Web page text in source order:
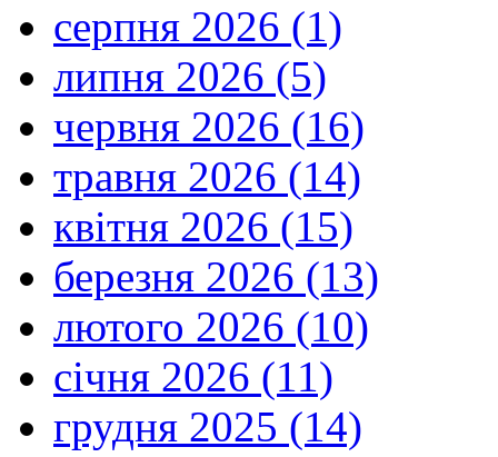
серпня 2026 (1)
липня 2026 (5)
червня 2026 (16)
травня 2026 (14)
квітня 2026 (15)
березня 2026 (13)
лютого 2026 (10)
січня 2026 (11)
грудня 2025 (14)